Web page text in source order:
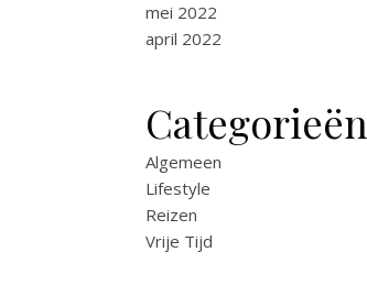
mei 2022
april 2022
Categorieën
Algemeen
Lifestyle
Reizen
Vrije Tijd